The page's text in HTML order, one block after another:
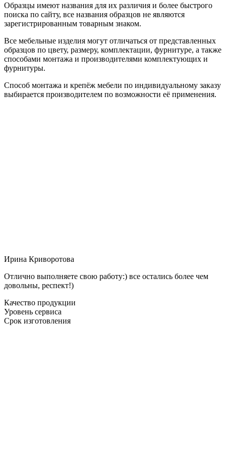
Образцы имеют названия для их различия и более быстрого
поиска по сайту, все названия образцов не являются
зарегистрированным товарным знаком.
Все мебельные изделия могут отличаться от представленных
образцов по цвету, размеру, комплектации, фурнитуре, а также
способами монтажа и производителями комплектующих и
фурнитуры.
Способ монтажа и крепёж мебели по индивидуальному заказу
выбирается производителем по возможности её применения.
Ирина Криворотова
Отлично выполняете свою работу:) все остались более чем
довольны, респект!)
Качество продукции
Уровень сервиса
Срок изготовления